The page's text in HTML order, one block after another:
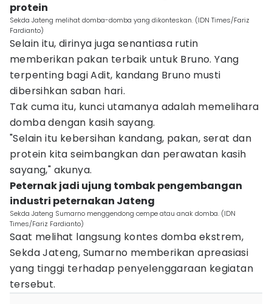
protein
Sekda Jateng melihat domba-domba yang dikonteskan. (IDN Times/Fariz
Fardianto)
Selain itu, dirinya juga senantiasa rutin
memberikan pakan terbaik untuk Bruno. Yang
terpenting bagi Adit, kandang Bruno musti
dibersihkan saban hari.
Tak cuma itu, kunci utamanya adalah memelihara
domba dengan kasih sayang.
"Selain itu kebersihan kandang, pakan, serat dan
protein kita seimbangkan dan perawatan kasih
sayang," akunya.
Peternak jadi ujung tombak pengembangan
industri peternakan Jateng
Sekda Jateng Sumarno menggendong cempe atau anak domba. (IDN
Times/Fariz Fardianto)
Saat melihat langsung kontes domba ekstrem,
Sekda Jateng, Sumarno memberikan apreasiasi
yang tinggi terhadap penyelenggaraan kegiatan
tersebut.